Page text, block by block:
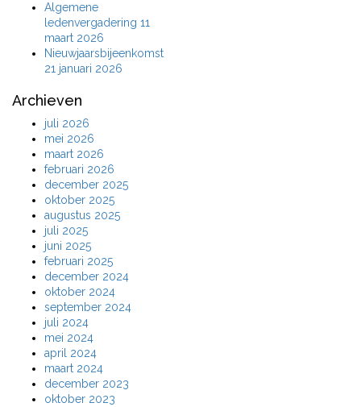
Algemene
ledenvergadering 11
maart 2026
Nieuwjaarsbijeenkomst
21 januari 2026
Archieven
juli 2026
mei 2026
maart 2026
februari 2026
december 2025
oktober 2025
augustus 2025
juli 2025
juni 2025
februari 2025
december 2024
oktober 2024
september 2024
juli 2024
mei 2024
april 2024
maart 2024
december 2023
oktober 2023